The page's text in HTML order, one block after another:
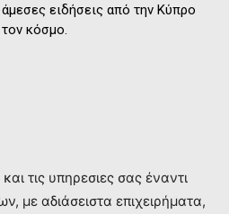
ειδήσεις από την Κύπρο
κόσμο.
τις υπηρεσιες σας έναντι
με αδιάσειστα επιχειρήματα,